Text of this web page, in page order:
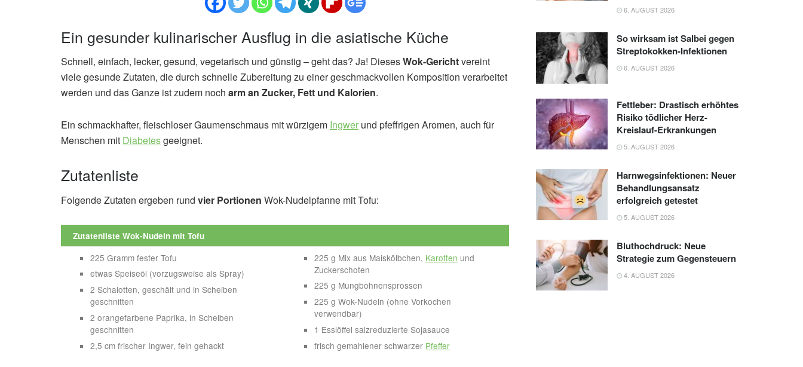
Ein gesunder kulinarischer Ausflug in die asiatische Küche
Schnell, einfach, lecker, gesund, vegetarisch und günstig – geht das? Ja! DiesesWok-Gerichtvereint
viele gesunde Zutaten, die durch schnelle Zubereitung zu einer geschmackvollen Komposition verarbeitet
werden und das Ganze ist zudem noch arm an Zucker, Fett und Kalorien.
Ein schmackhafter, fleischloser Gaumenschmaus mit würzigem Ingwer und pfeffrigen Aromen, auch für
Menschen mit Diabetesgeeignet.
Zutatenliste
Folgende Zutaten ergeben rund vier Portionen Wok-Nudelpfanne mit Tofu:
Zutatenliste Wok-Nudeln mit Tofu
225 Gramm fester Tofu
etwas Speiseöl (vorzugsweise als Spray)
2 Schalotten, geschält und in Scheiben
geschnitten
2 orangefarbene Paprika, in Scheiben
geschnitten
2,5 cm frischer Ingwer, fein gehackt
225 g Mix aus Maiskölbchen, Karotten und
Zuckerschoten
225 g Mungbohnensprossen
225 g Wok-Nudeln (ohne Vorkochen
verwendbar)
1 Esslöffel salzreduzierte Sojasauce
frisch gemahlener schwarzer Pfeffer
6. AUGUST 2026
So wirksam ist Salbei gegen
Streptokokken-Infektionen
6. AUGUST 2026
Fettleber: Drastisch erhöhtes
Risiko tödlicher Herz-
Kreislauf-Erkrankungen
5. AUGUST 2026
Harnwegsinfektionen: Neuer
Behandlungsansatz
erfolgreich getestet
5. AUGUST 2026
Bluthochdruck: Neue
Strategie zum Gegensteuern
4. AUGUST 2026